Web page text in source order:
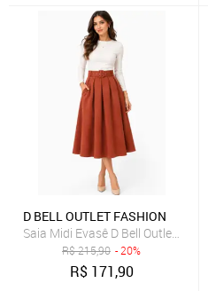
D BELL OUTLET FASHION
Saia Midi Evasê D Bell Outlet
R$215,90 - 20%
R$ 171,90